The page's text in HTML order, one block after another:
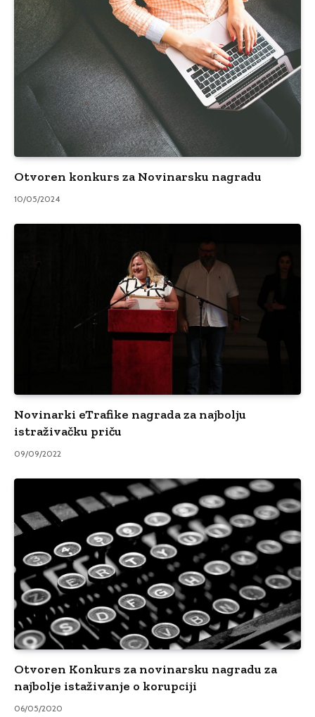
Otvoren konkurs za Novinarsku nagradu
10/05/2024
Novinarki eTrafike nagrada za najbolju
istraživačku priču
09/09/2022
Otvoren Konkurs za novinarsku nagradu za
najbolje istaživanje o korupciji
06/05/2020